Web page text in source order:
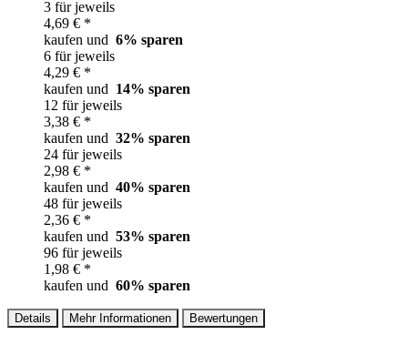
3 für jeweils
4,69 € *
kaufen und 6% sparen
6 für jeweils
4,29 € *
kaufen und 14% sparen
12 für jeweils
3,38 € *
kaufen und 32% sparen
24 für jeweils
2,98 € *
kaufen und 40% sparen
48 für jeweils
2,36 € *
kaufen und 53% sparen
96 für jeweils
1,98 € *
kaufen und 60% sparen
Details Mehr Informationen Bewertungen